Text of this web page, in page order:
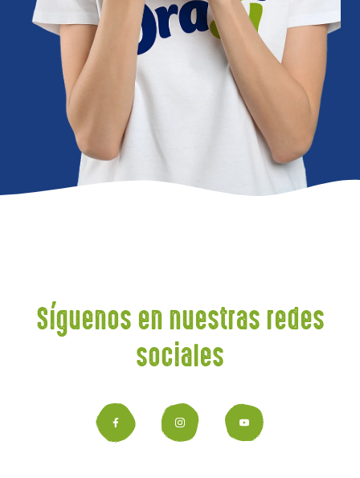
Síguenos en nuestras redes
sociales
Facebook
Instagram